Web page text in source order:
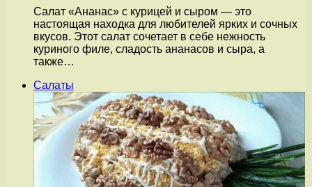
Салат «Ананас» с курицей и сыром — это
настоящая находка для любителей ярких и сочных
вкусов. Этот салат сочетает в себе нежность
куриного филе, сладость ананасов и сыра, а
также…
Салаты